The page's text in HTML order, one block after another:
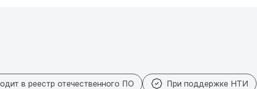
в реестр отечественного ПО При поддержке НТИ